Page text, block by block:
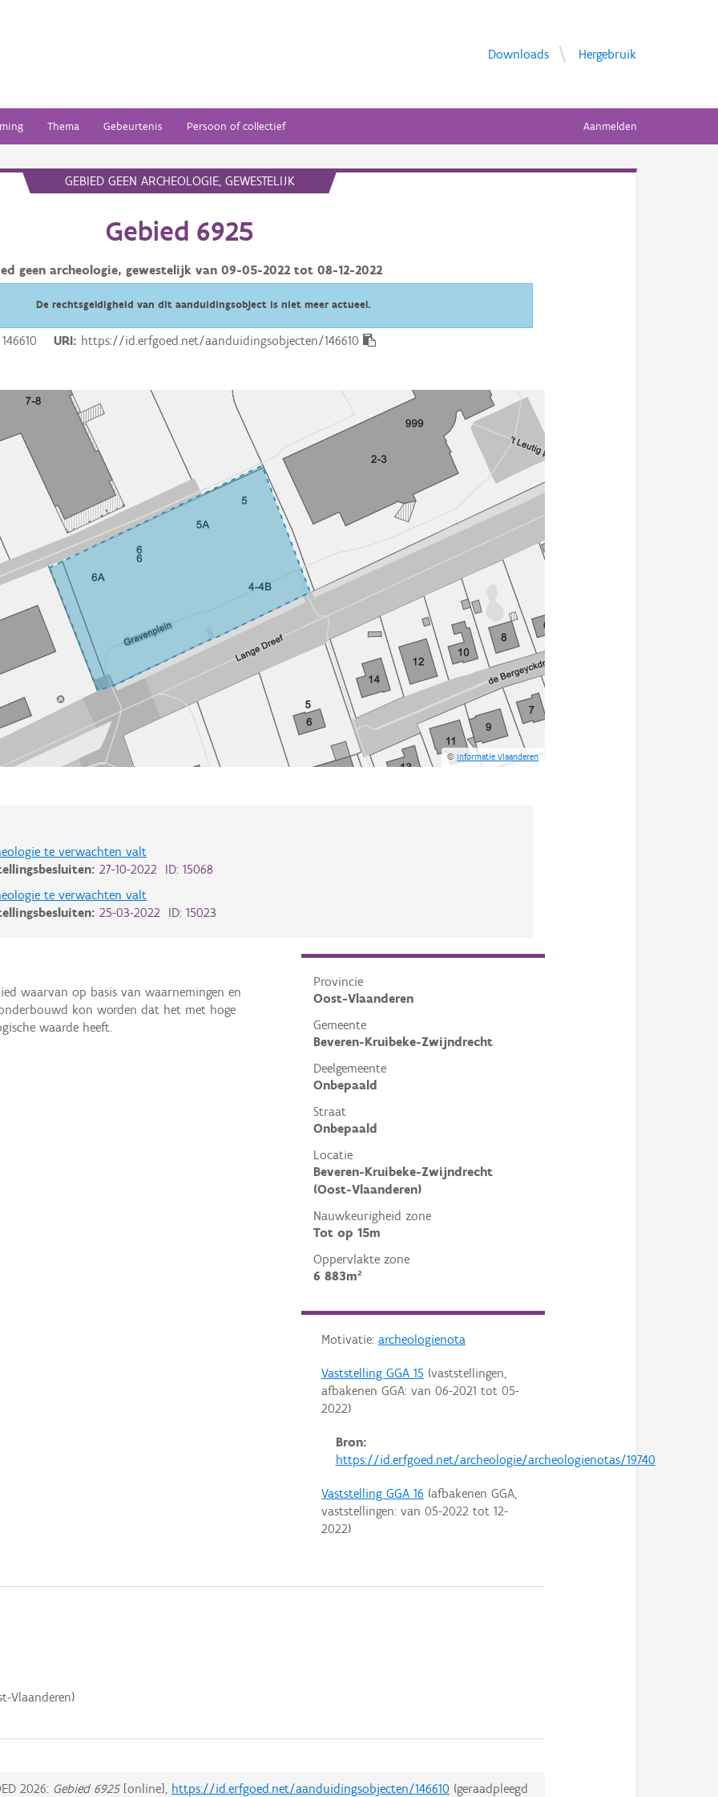
Downloads Hergebruik
Thema Gebeurtenis Persoon of collectief Aanmelden
GEBIED GEEN ARCHEOLOGIE, GEWESTELIJK
Gebied 6925
geen archeologie, gewestelijk van 09-05-2022tot 08-12-2022
De rechtsgeldigheid van dit aanduidingsobject is niet meer actueel.
146610 URI https://id.erfgoed.net/aanduidingsobjecten/146610
©Informatie Vlaanderen
te verwachten valt
27-10-2022 ID: 15068
te verwachten valt
25-03-2022 ID: 15023
Provincie
Oost-Vlaanderen
Gemeente
Beveren-Kruibeke-Zwijndrecht
Deelgemeente
Onbepaald
Straat
Onbepaald
Locatie
Beveren-Kruibeke-Zwijndrecht
(Oost-Vlaanderen)
Nauwkeurigheid zone
Tot op 15m
Oppervlakte zone
6 883m²
Motivatie: archeologienota
Vaststelling GGA 15 (vaststellingen,
afbakenen GGA: van 06-2021 tot 05-
2022)
Bron:
https://id.erfgoed.net/archeologie/archeologienotas/19740
Vaststelling GGA 16 (afbakenen GGA,
vaststellingen: van 05-2022tot 12-
2022)
waarvan op basis van waarnemingen en
kon worden dat het met hoge
waarde heeft.
Vlaanderen)
2026: Gebied 6925[online], https://id.erfgoed.net/aanduidingsobjecten/146610 (geraadpleegd